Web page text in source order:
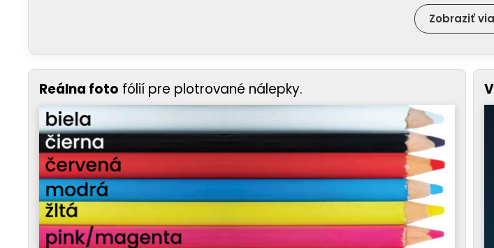
GENIÁLNA RECESIA– Berieš niečo kontroverzné a meníš to na niečo vtipne milé.
nepozná hranice.
MOMENT PREKVAPENIA
– Sleduješ v spätnom zrkadle, ako si vodiči za tebou
generátorom dobrej nálady v každej zápche.
Zobraziť
Reálna foto fólií pre plotrované nálepky.